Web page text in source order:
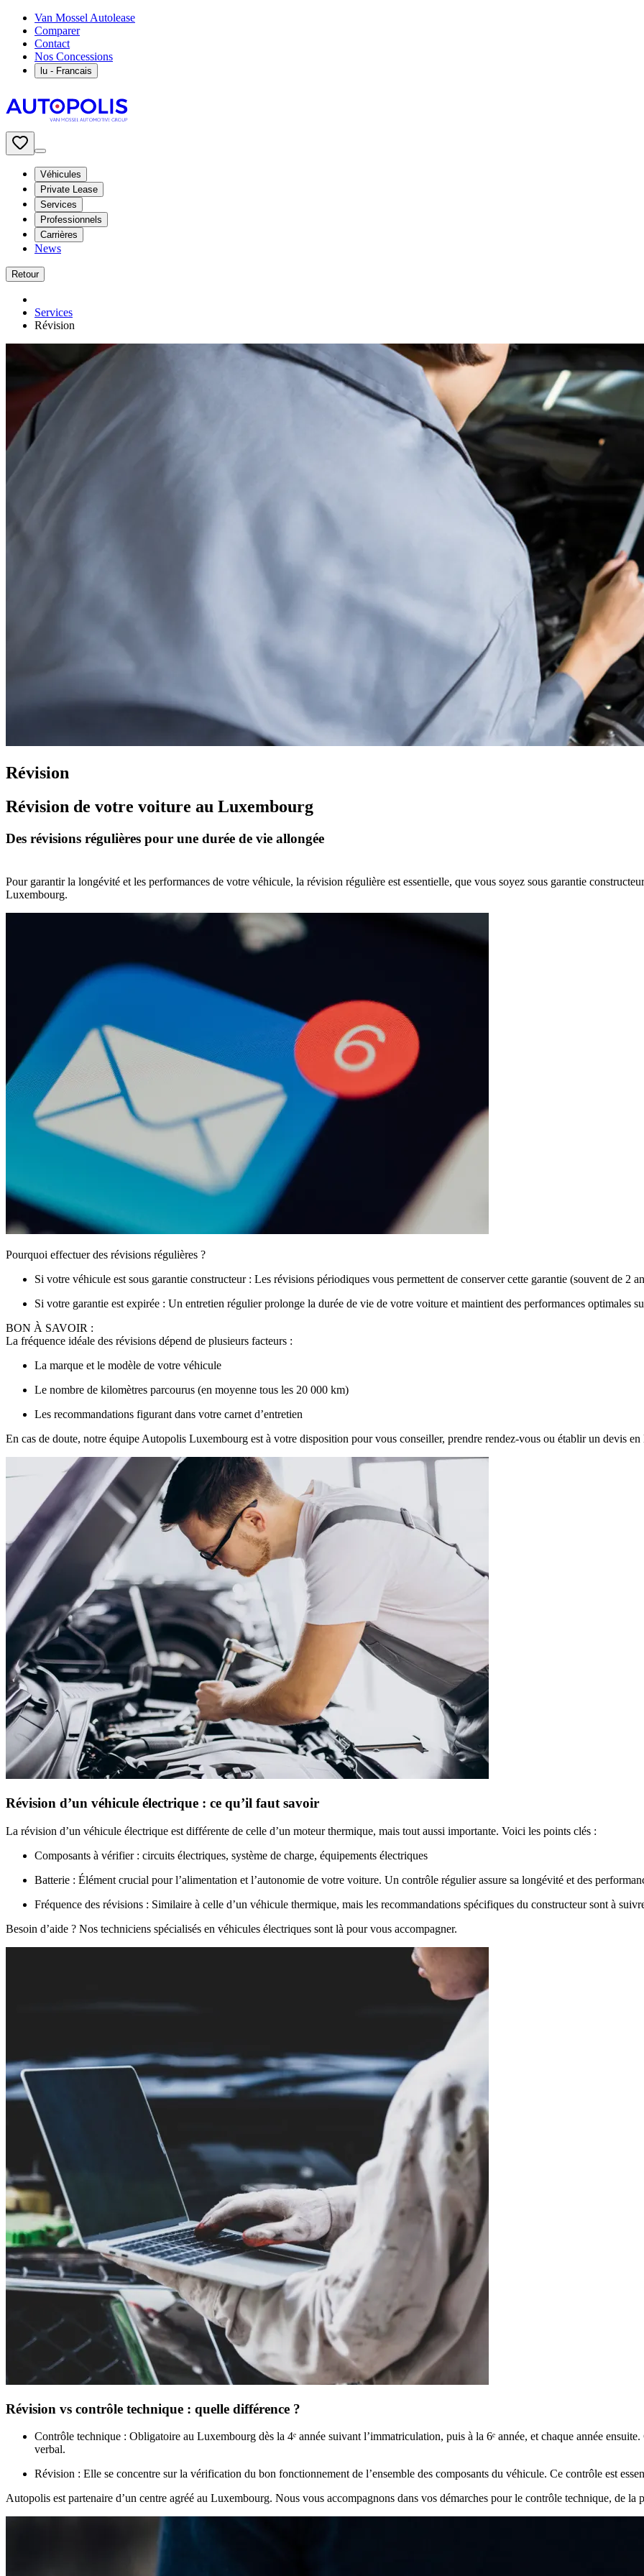
Van Mossel Autolease
Comparer
Contact
Nos Concessions
lu - Francais
Véhicules
Private Lease
Services
Professionnels
Carrières
News
Retour
Services
Révision
Révision
Révision de votre voiture au Luxembourg
Des révisions régulières pour une durée de vie allongée
Pour garantir la longévité et les performances de votre véhicule, la révision régulière est essentielle, que vous soyez sous garantie
Luxembourg.
Pourquoi effectuer des révisions régulières ?
Si votre véhicule est sous garantie constructeur : Les révisions périodiques vous permettent de conserver cette garantie (souvent de 2
Si votre garantie est expirée : Un entretien régulier prolonge la durée de vie de votre voiture et maintient des performances optimales
BON À SAVOIR :
La fréquence idéale des révisions dépend de plusieurs facteurs :
La marque et le modèle de votre véhicule
Le nombre de kilomètres parcourus (en moyenne tous les 20 000 km)
Les recommandations figurant dans votre carnet d’entretien
En cas de doute, notre équipe Autopolis Luxembourg est à votre disposition pour vous conseiller, prendre rendez-vous ou établir un devis en
Révision d’un véhicule électrique : ce qu’il faut savoir
La révision d’un véhicule électrique est différente de celle d’un moteur thermique, mais tout aussi importante. Voici les points clés :
Composants à vérifier : circuits électriques, système de charge, équipements électriques
Batterie : Élément crucial pour l’alimentation et l’autonomie de votre voiture. Un contrôle régulier assure sa longévité et des
Fréquence des révisions : Similaire à celle d’un véhicule thermique, mais les recommandations spécifiques du constructeur sont à
Besoin d’aide ? Nos techniciens spécialisés en véhicules électriques sont là pour vous accompagner.
Révision vs contrôle technique : quelle différence ?
Contrôle technique : Obligatoire au Luxembourg dès la 4ᵉ année suivant l’immatriculation, puis à la 6ᵉ année, et chaque année
verbal.
Révision : Elle se concentre sur la vérification du bon fonctionnement de l’ensemble des composants du véhicule. Ce contrôle est
Autopolis est partenaire d’un centre agréé au Luxembourg. Nous vous accompagnons dans vos démarches pour le contrôle technique, de